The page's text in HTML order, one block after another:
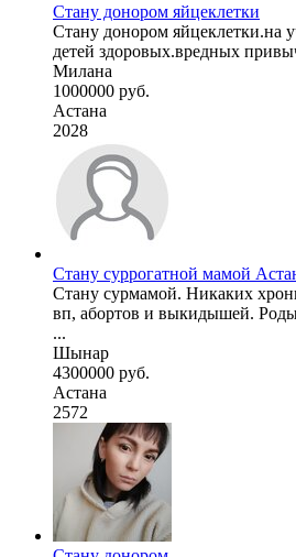
Стану донором яйцеклетки
Стану донором яйцеклетки.на
детей здоровых.вредных
Милана
1000000 руб.
Астана
2028
Стану суррогатной мамой
Стану сурмамой. Никаких
вп, абортов и выкидышей.
...
Шынар
4300000 руб.
Астана
2572